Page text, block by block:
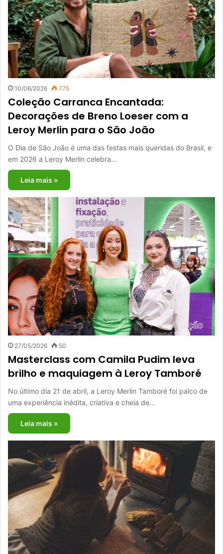
10/06/2026 775
Coleção Carranca Encantada:
Decorações de Breno Loeser com a
Leroy Merlin para o São João
O Dia de São João é uma das festas mais queridas do Brasil, e
em 2026 a Leroy Merlin celebra…
Leia mais »
27/05/2026 50
Masterclass com Camila Pudim leva
brilho e maquiagem à Leroy Tamboré
No último dia 21 de abril, a Leroy Merlin Tamboré foi palco de
uma experiência inédita, criativa e cheia de…
Leia mais »